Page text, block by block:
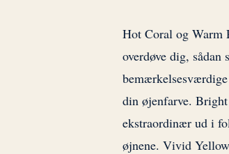
Hot Coral og Warm
overdøve dig,
din øjenfarve.
ekstraordinær ud i
øjnene. Vivid